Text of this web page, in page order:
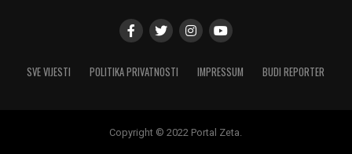
SVE VIJESTI POLITIKA PRIVATNOSTI IMPRESSUM BUDI REPORTER
Copyright © 2022 Portal Zeta.